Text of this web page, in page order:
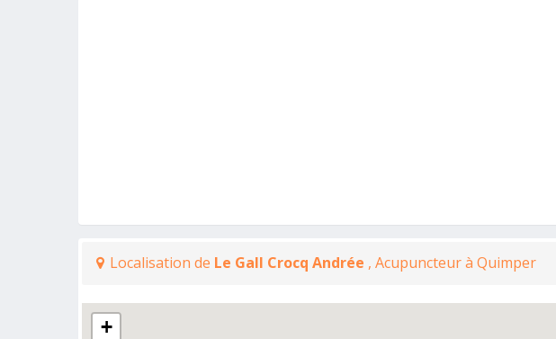
Localisation de Le Gall Crocq Andrée , Acupuncteur à Quimper
+